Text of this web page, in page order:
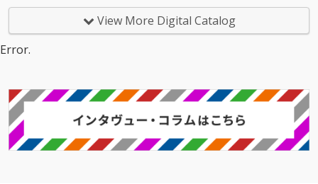
View More Digital Catalog
Error.